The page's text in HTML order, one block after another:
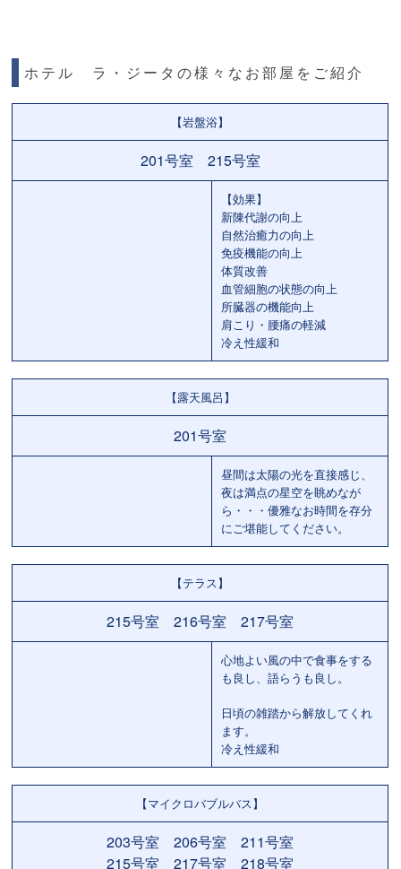
ホテル ラ・ジータの様々なお部屋をご紹介
【岩盤浴】
201号室 215号室
【効果】
新陳代謝の向上
自然治癒力の向上
免疫機能の向上
体質改善
血管細胞の状態の向上
所臓器の機能向上
肩こり・腰痛の軽減
冷え性緩和
【露天風呂】
201号室
昼間は太陽の光を直接感じ、
夜は満点の星空を眺めなが
ら・・・優雅なお時間を存分
にご堪能してください。
【テラス】
215号室 216号室 217号室
心地よい風の中で食事をする
も良し、語らうも良し。
日頃の雑踏から解放してくれ
ます。
冷え性緩和
【マイクロバブルバス】
203号室 206号室 211号室
215号室 217号室 218号室